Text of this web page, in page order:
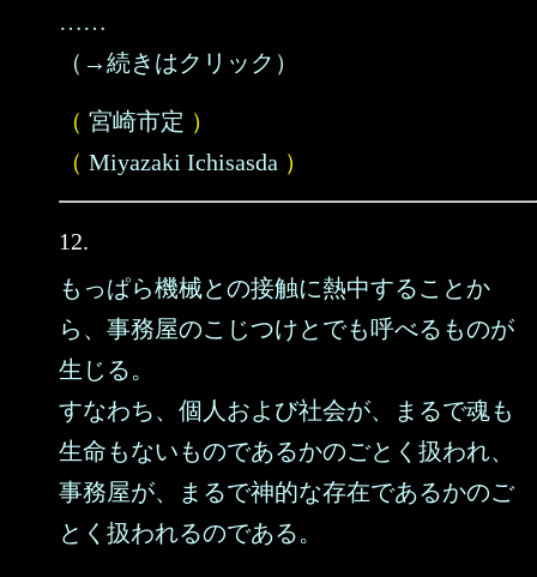
……
（→続きはクリック）
（ 宮崎市定 ）
（ Miyazaki Ichisasda ）
12.
もっぱら機械との接触に熱中することか
ら、事務屋のこじつけとでも呼べるものが
生じる。
すなわち、個人および社会が、まるで魂も
生命もないものであるかのごとく扱われ、
事務屋が、まるで神的な存在であるかのご
とく扱われるのである。